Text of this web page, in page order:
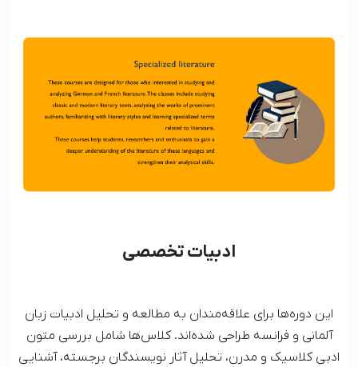
ادبیات تخصصی
این دوره‌ها برای علاقه‌مندان به مطالعه و تحلیل ادبیات زبان
آلمانی و فرانسه طراحی شده‌اند. کلاس‌ها شامل بررسی متون
ادبی کلاسیک و مدرن، تحلیل آثار نویسندگان برجسته، آشنایی